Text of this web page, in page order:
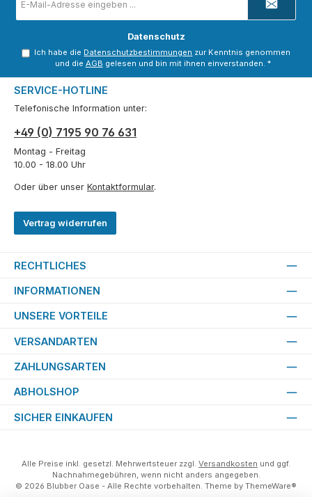
Mail-
Adresse
Datenschutz
Ich habe die Datenschutzbestimmungen zur Kenntnis genommen
und die AGB gelesen und bin mit ihnen einverstanden. *
SERVICE-HOTLINE
Telefonische Information unter:
+49 (0) 7195 90 76 631
Montag - Freitag
10.00 - 18.00 Uhr
Oder über unser Kontaktformular.
Vertrag widerrufen
RECHTLICHES
INFORMATIONEN
UNSERE VORTEILE
VERSANDARTEN
ZAHLUNGSARTEN
ABHOLSHOP
SICHER EINKAUFEN
Alle Preise inkl. gesetzl. Mehrwertsteuer zzgl. Versandkosten und ggf.
Nachnahmegebühren, wenn nicht anders angegeben.
© 2026 Blubber Oase - Alle Rechte vorbehalten. Theme by ThemeWare®